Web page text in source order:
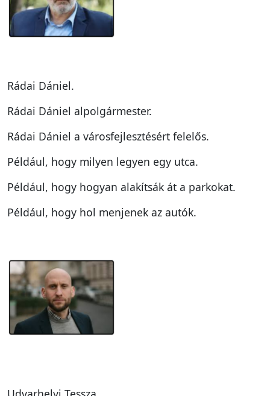
Rádai Dániel.
Rádai Dániel alpolgármester.
Rádai Dániel a városfejlesztésért felelős.
Például, hogy milyen legyen egy utca.
Például, hogy hogyan alakítsák át a parkokat.
Például, hogy hol menjenek az autók.